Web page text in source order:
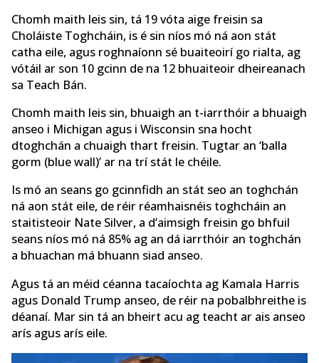
Chomh maith leis sin, tá 19 vóta aige freisin sa
Choláiste Toghcháin, is é sin níos mó ná aon stát
catha eile, agus roghnaíonn sé buaiteoirí go rialta, ag
vótáil ar son 10 gcinn de na 12 bhuaiteoir dheireanach
sa Teach Bán.
Chomh maith leis sin, bhuaigh an t-iarrthóir a bhuaigh
anseo i Michigan agus i Wisconsin sna hocht
dtoghchán a chuaigh thart freisin. Tugtar an ‘balla
gorm (blue wall)’ ar na trí stát le chéile.
Is mó an seans go gcinnfidh an stát seo an toghchán
ná aon stát eile, de réir réamhaisnéis toghcháin an
staitisteoir Nate Silver, a d’aimsigh freisin go bhfuil
seans níos mó ná 85% ag an dá iarrthóir an toghchán
a bhuachan má bhuann siad anseo.
Agus tá an méid céanna tacaíochta ag Kamala Harris
agus Donald Trump anseo, de réir na pobalbhreithe is
déanaí. Mar sin tá an bheirt acu ag teacht ar ais anseo
arís agus arís eile.